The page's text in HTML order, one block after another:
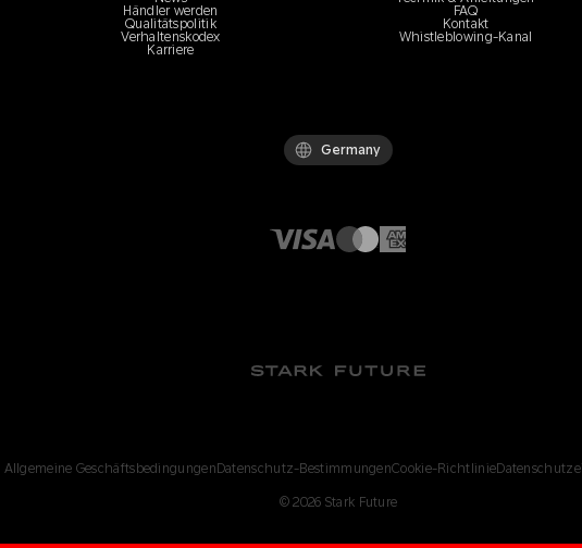
Händler werden
Qualitätspolitik
Verhaltenskodex
Karriere
FAQ
Kontakt
Whistleblowing-Kanal
Germany
Allgemeine Geschäftsbedingungen Datenschutz-BestimmungenCookie-Richtlinie
©2026 Stark Future